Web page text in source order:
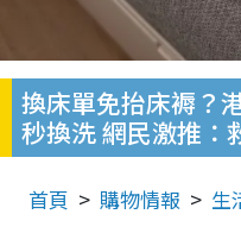
換床單免抬床褥？
秒換洗 網民激推：
首頁 購物情報 生